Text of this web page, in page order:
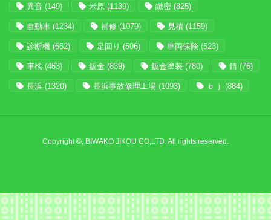
異音 (149) 米原 (1139) 緻密 (825)
自動車 (1234) 補修 (1079) 見積 (1159)
診断機 (652) 足回り (506) 車両保険 (523)
車検 (463) 鈑金 (839) 鈑金塗装 (780) 錆 (76)
長浜 (1320) 長浜事故修理工場 (1093) ｂｊ (884)
Copyright ©, BIWAKO JIKOU CO,LTD. All rights reserved.